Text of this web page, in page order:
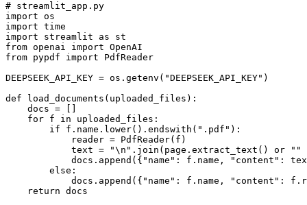
# streamlit_app.py
import os
import time
import streamlit as st
from openai import OpenAI
from pypdf import PdfReader
DEEPSEEK_API_KEY = os.getenv("DEEPSEEK_API_KEY")
def load_documents(uploaded_files):
    docs = []
    for f in uploaded_files:
        if f.name.lower().endswith(".pdf"):
            reader = PdfReader(f)
text = "\n".join(page.extract_text() or ""
docs.append({"name": f.name, "content":
        else:
docs.append({"name": f.name, "content":
    return docs